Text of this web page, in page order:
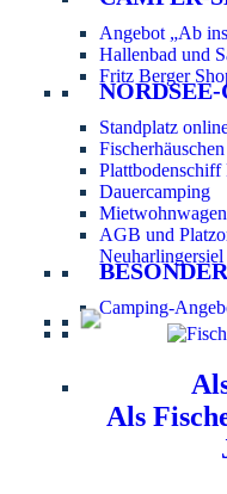
Angebot „Ab
Hallenbad und
Fritz Berger
Standplatz
Plattbodenschiff
Dauercamping
Mietwohnwagen
AGB und
Neuharlingersiel
Camping-
Als